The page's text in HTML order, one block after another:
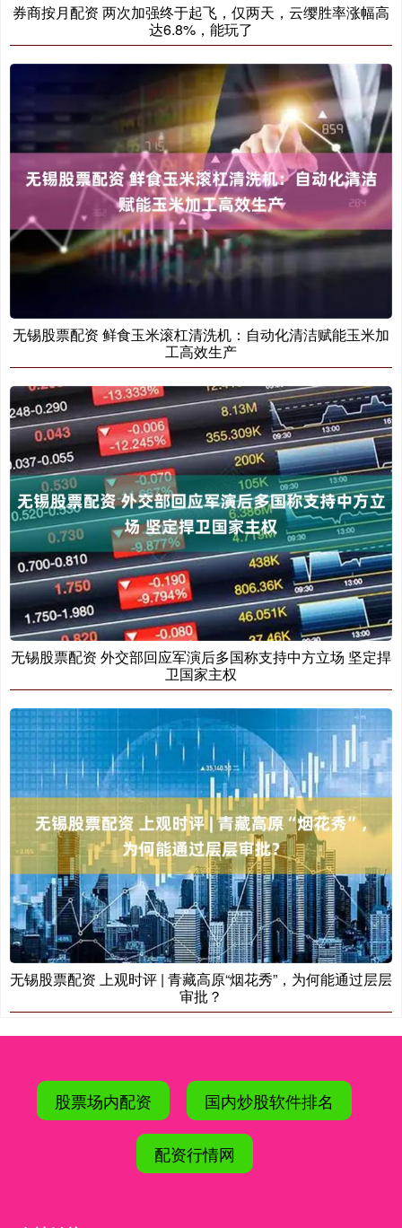
券商按月配资 两次加强终于起飞，仅两天，云缨胜率涨幅高
达6.8%，能玩了
无锡股票配资 鲜食玉米滚杠清洗机：自动化清洁赋能玉米加
工高效生产
无锡股票配资 外交部回应军演后多国称支持中方立场 坚定捍
卫国家主权
无锡股票配资 上观时评 | 青藏高原“烟花秀”，为何能通过层层
审批？
股票场内配资 国内炒股软件排名
配资行情网